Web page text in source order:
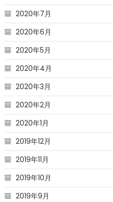
2020年7月
2020年6月
2020年5月
2020年4月
2020年3月
2020年2月
2020年1月
2019年12月
2019年11月
2019年10月
2019年9月